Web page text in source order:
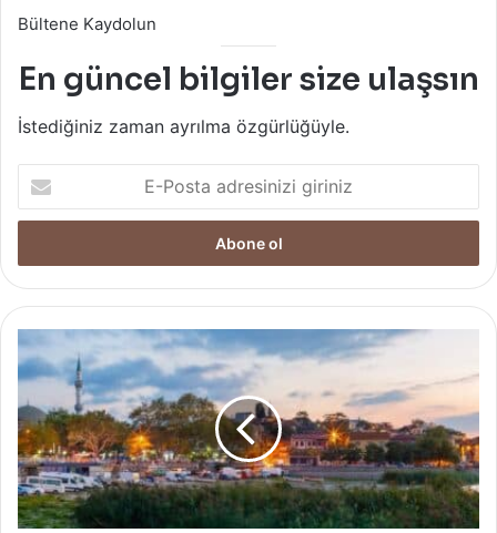
Bültene Kaydolun
En güncel bilgiler size ulaşsın
İstediğiniz zaman ayrılma özgürlüğüyle.
E-
Posta
adresinizi
Yıl
için
Yakın
Rotalar